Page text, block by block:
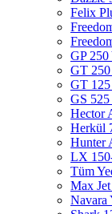
Felix
GP 250
GT 250
GT 125
GS 525
Hector
Herkül
Hunter
LX
Tüm
Max Jet
Navara